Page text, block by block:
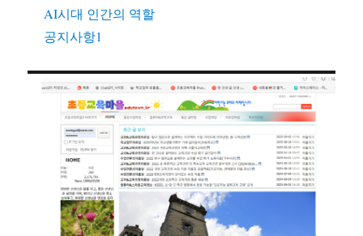
AI시대 인간의 역할
공지사항1